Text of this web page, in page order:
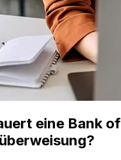
eine Bank of